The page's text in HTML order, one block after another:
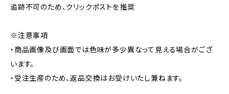
追跡不可のため、クリックポストを推奨
※注意事項
・商品画像及び画面では色味が多少異なって見える場合がござ
います。
・受注生産のため、返品交換はお受けいたし兼ねます。